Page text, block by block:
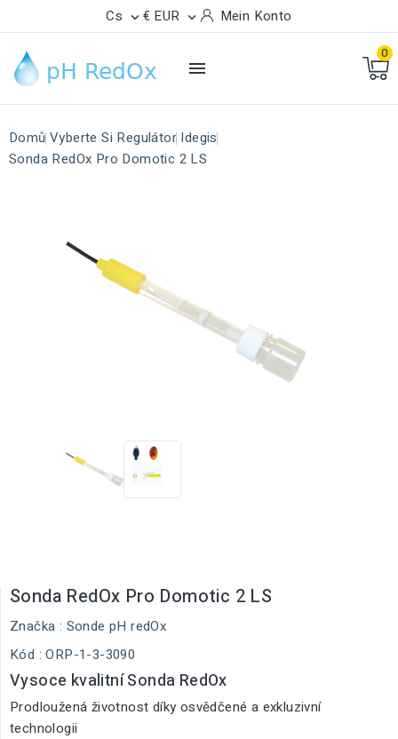
Cs  € EUR  Mein Konto

0
Domů Vyberte Si Regulátor Idegis
Sonda RedOx Pro Domotic 2 LS
Sonda RedOx Pro Domotic 2 LS
Značka : Sonde pH redOx
Kód : ORP-1-3-3090
Vysoce kvalitní Sonda RedOx
Prodloužená životnost díky osvědčené a exkluzivní
technologii